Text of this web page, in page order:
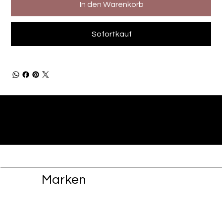
In den Warenkorb
Sofortkauf
Marken